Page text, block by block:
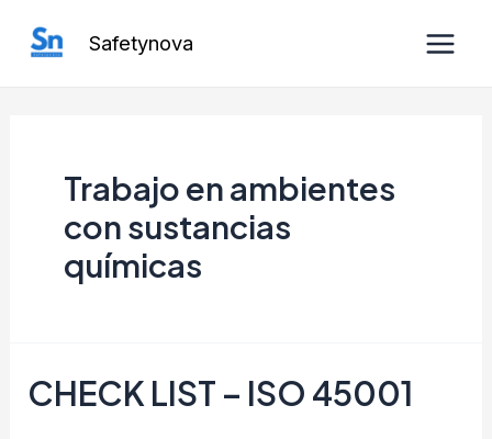
Safetynova
Trabajo en ambientes
con sustancias
químicas
CHECK LIST – ISO 45001